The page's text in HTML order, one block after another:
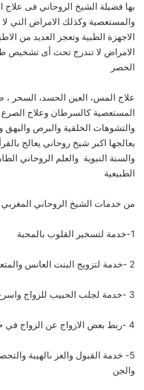
بها فضيلة الشيخ الروحاني فى علاج
والمستعصية وكذلك الامراض التي لا
الاجهزة الطبية وتعجز العديد من
الامراض لا تندرج تحت أى تشخيص
الحصر
علاج المس، العين الحسد، السحر ،
المستعصية كالسرطان وعلاج الصرع
والتشوهات الخلقية والبرص
يعالجها اكبر شيخ روحاني يعالج
والسنة النبوية والعلم الروحاني
الطبيعية
من خدمات الشيخ الروحاني المغربي
1-خدمة لتسخير القلوب بالمحبة
2 -خدمة لتزويج البنت العانس والمتعطلة عن الزواج
3 -خدمة لجلب الحبيب للزواج واسرع خدمة عندها 48ساعة
4 -ربط بعض الازواج عن الزواج في حالة تضرر الزوجة الاولى
5- خدمة القبول والعز ىالهيبة
والجن